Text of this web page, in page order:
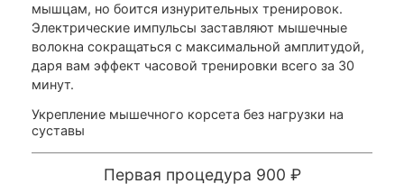
мышцам, но боится изнурительных тренировок.
Электрические импульсы заставляют мышечные
волокна сокращаться с максимальной амплитудой,
даря вам эффект часовой тренировки всего за 30
минут.
Укрепление мышечного корсета без нагрузки на
суставы
Первая процедура 900 ₽